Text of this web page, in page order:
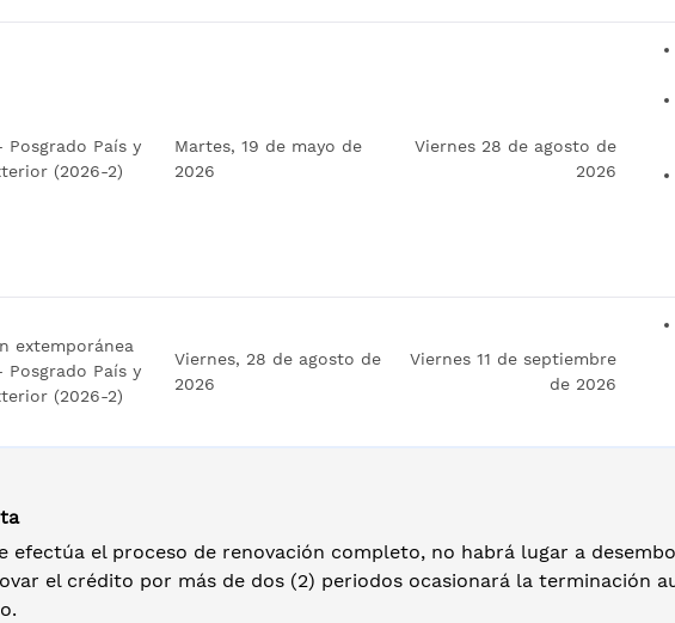
Posgrado País y
(2026-2)
Martes, 19 de mayo de
2026
Viernes 28 de agosto de
2026
extemporánea
Posgrado País y
(2026-2)
Viernes, 28 de agosto de
2026
Viernes 11 de septiembre
de 2026
efectúa el proceso de renovación completo, no habrá lugar a
el crédito por más de dos (2) periodos ocasionará la terminación